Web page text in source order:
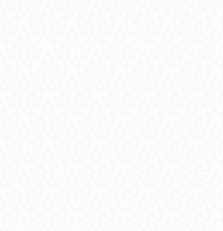
Модное платье с хомутом и открытыми плечами
430.00грн.
Модное трикотажное платье в пол
950.00грн.